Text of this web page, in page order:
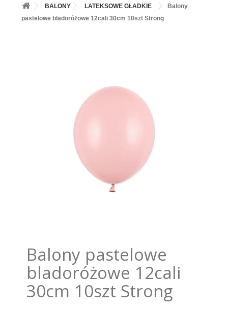
PIECZENIE
PODKŁADY /PRZEKŁADKI/WSPORNIKI/BANKETÓWKI
BALONY LATEKSOWE GŁADKIE
Balony
pastelowe bladoróżowe 12cali 30cm 10szt Strong
Balony pastelowe
bladoróżowe 12cali
30cm 10szt Strong